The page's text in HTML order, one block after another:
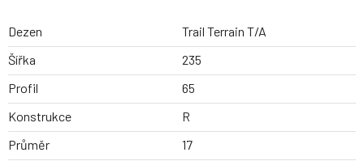
Dezen
Trail Terrain T/A
Šířka
235
Profil
65
Konstrukce
R
Průměr
17